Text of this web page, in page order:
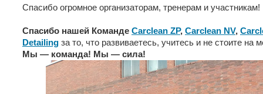
Спасибо огромное организаторам, тренерам и участникам!
Спасибо нашей Команде Carclean ZP, Carclean NV,
Detailing за то, что развиваетесь, учитесь и не стоите на
Мы — команда! Мы — сила!